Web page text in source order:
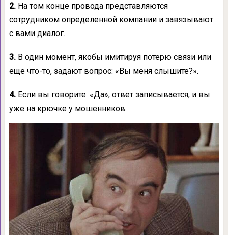
2.На том конце провода представляются
сотрудником определенной компании и завязывают
с вами диалог.
3.В один момент, якобы имитируя потерю связи или
еще что-то, задают вопрос: «Вы меня слышите?».
4.Если вы говорите: «Да», ответ записывается, и вы
уже на крючке у мошенников.